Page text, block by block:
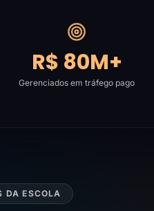
R$ 80M+
Gerenciados em tráfego pago
DA ESCOLA